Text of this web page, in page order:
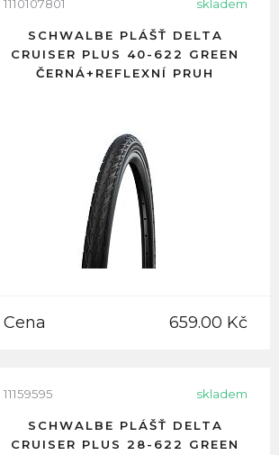
1110107801 skladem
SCHWALBE PLÁŠŤ DELTA
CRUISER PLUS 40-622 GREEN
ČERNÁ+REFLEXNÍ PRUH
Cena 659.00 Kč
11159595 skladem
SCHWALBE PLÁŠŤ DELTA
CRUISER PLUS 28-622 GREEN